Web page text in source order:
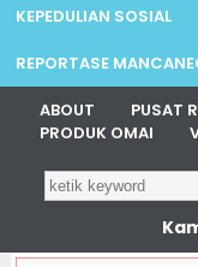
KEPEDULIAN SOSIAL
REPORTASE
ABOUT PUSAT
PRODUK OMAI